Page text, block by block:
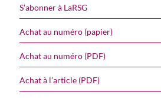
S’abonner à LaRSG
Achat au numéro (papier)
Achat au numéro (PDF)
Achat à l’article (PDF)